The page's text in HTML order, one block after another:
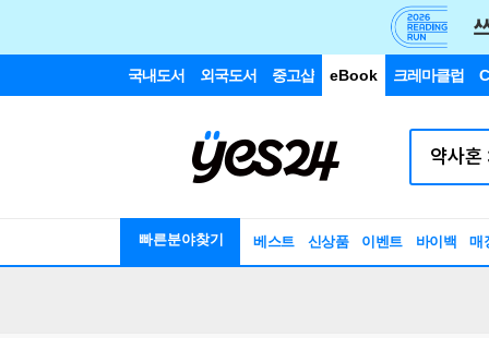
국내도서 외국도서 중고샵 eBook 크레마클럽
빠른분야찾기 베스트 신상품 이벤트 바이백 매